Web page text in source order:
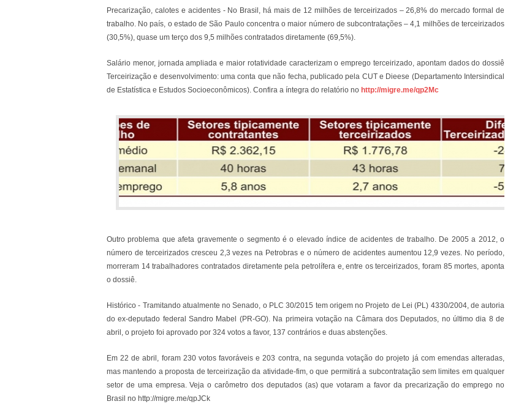
Precarização, calotes e acidentes - No Brasil, há mais de 12 milhões de terceirizados – 26,8% do mercado formal de
trabalho. No país, o estado de São Paulo concentra o maior número de subcontratações – 4,1 milhões de terceirizados
(30,5%), quase um terço dos 9,5 milhões contratados diretamente (69,5%).
Salário menor, jornada ampliada e maior rotatividade caracterizam o emprego terceirizado, apontam dados do dossiê
Terceirização e desenvolvimento: uma conta que não fecha, publicado pela CUT e Dieese (Departamento Intersindical
de Estatística e Estudos Socioeconômicos). Confira a íntegra do relatório no http://migre.me/qp2Mc
Outro problema que afeta gravemente o segmento é o elevado índice de acidentes de trabalho. De 2005 a 2012, o
número de terceirizados cresceu 2,3 vezes na Petrobras e o número de acidentes aumentou 12,9 vezes. No período,
morreram 14 trabalhadores contratados diretamente pela petrolífera e, entre os terceirizados, foram 85 mortes, aponta
o dossiê.
Histórico - Tramitando atualmente no Senado, o PLC 30/2015 tem origem no Projeto de Lei (PL) 4330/2004, de autoria
do ex-deputado federal Sandro Mabel (PR-GO). Na primeira votação na Câmara dos Deputados, no último dia 8 de
abril, o projeto foi aprovado por 324 votos a favor, 137 contrários e duas abstenções.
Em 22 de abril, foram 230 votos favoráveis e 203 contra, na segunda votação do projeto já com emendas alteradas,
mas mantendo a proposta de terceirização da atividade-fim, o que permitirá a subcontratação sem limites em qualquer
setor de uma empresa. Veja o carômetro dos deputados (as) que votaram a favor da precarização do emprego no
Brasil no http://migre.me/qpJCk